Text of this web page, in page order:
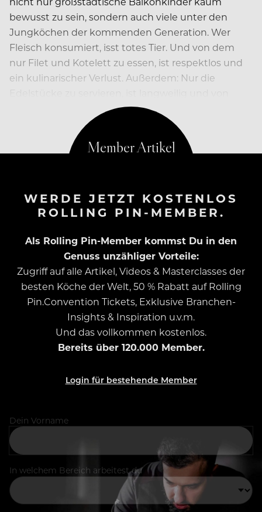
bewusst zu sein, sondern auch viele unter den
Jungköchen der kommenden Generation. Wer
Fleisch konsumiert, isst totes Tier. Und von dem
nur Filet und Kotelett zu essen, ist respektlos und
ein kulinarischer Verlust. Außerdem: Nur die
WERDE JETZT KOSTENLOS
ROLLING PIN-MEMBER.
Als Rolling Pin-Member kommst Du in den
Genuss unzähliger Vorteile:
Zugriff auf alle Artikel, Videos & Masterclasses der
besten Köche der Welt, 50 % Rabatt auf Rolling
Pin.Convention Tickets, Exklusive Branchen-
Insights & Inspiration u.v.m.
Und das vollkommen kostenlos.
Bereits über 120.000 Member.
Login für bestehende Member
Dein Vorname
In welchem Bereich arbeitest du